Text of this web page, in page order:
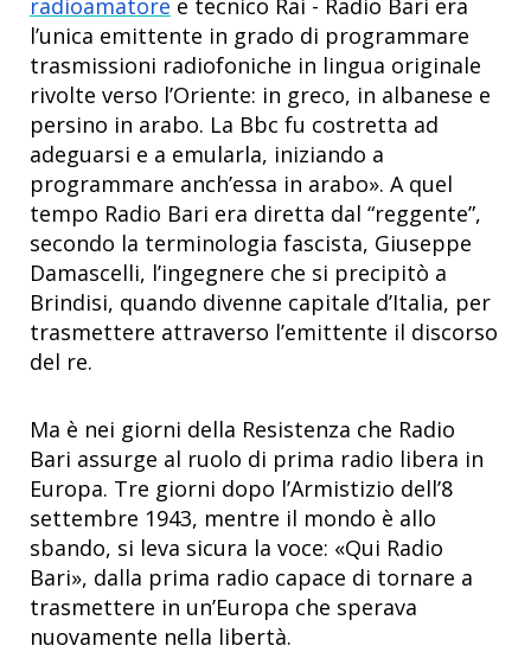
l’unica emittente in grado di programmare
trasmissioni radiofoniche in lingua originale
rivolte verso l’Oriente: in greco, in albanese e
persino in arabo. La Bbc fu costretta ad
adeguarsi e a emularla, iniziando a
programmare anch’essa in arabo». A quel
tempo Radio Bari era diretta dal “reggente”,
secondo la terminologia fascista, Giuseppe
Damascelli, l’ingegnere che si precipitò a
Brindisi, quando divenne capitale d’Italia, per
trasmettere attraverso l’emittente il discorso
del re.
Ma è nei giorni della Resistenza che Radio
Bari assurge al ruolo di prima radio libera in
Europa. Tre giorni dopo l’Armistizio dell’8
settembre 1943, mentre il mondo è allo
sbando, si leva sicura la voce: «Qui Radio
Bari», dalla prima radio capace di tornare a
trasmettere in un’Europa che sperava
nuovamente nella libertà.